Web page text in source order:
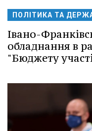
ПОЛІТИКА ТА
Івано-
обладнання в
"Бюджету